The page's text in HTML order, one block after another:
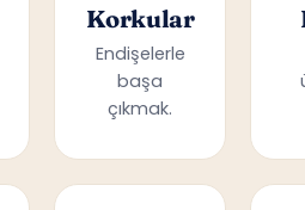
Korkular
Endişelerle
başa
çıkmak.